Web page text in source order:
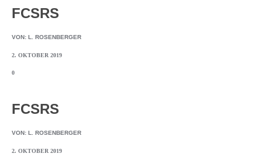
FCSRS
VON: L. ROSENBERGER
2. OKTOBER 2019
0
FCSRS
VON: L. ROSENBERGER
2. OKTOBER 2019